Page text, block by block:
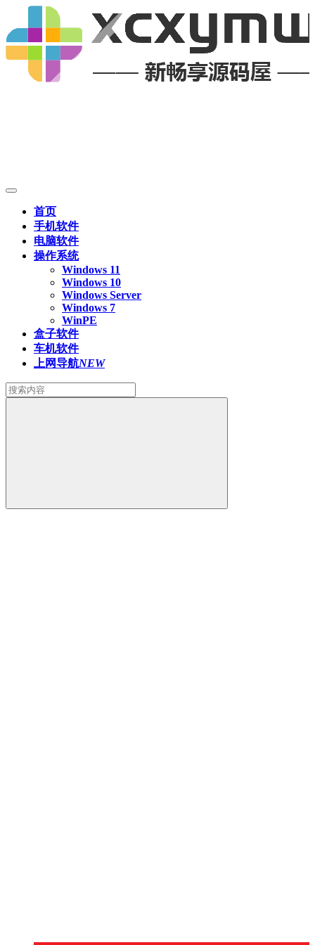
首页
手机软件
电脑软件
操作系统
Windows 11
Windows 10
Windows Server
Windows 7
WinPE
盒子软件
车机软件
上网导航NEW